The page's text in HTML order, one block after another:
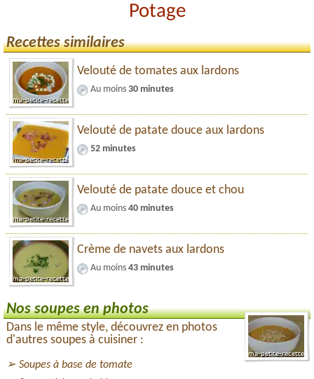
Potage
Recettes similaires
Velouté de tomates aux lardons
Au moins 30 minutes
Velouté de patate douce aux lardons
52 minutes
Velouté de patate douce et chou
Au moins 40 minutes
Crème de navets aux lardons
Au moins 43 minutes
Nos soupes en photos
Dans le même style, découvrez en photos
d'autres soupes à cuisiner :
Soupes à base de tomate